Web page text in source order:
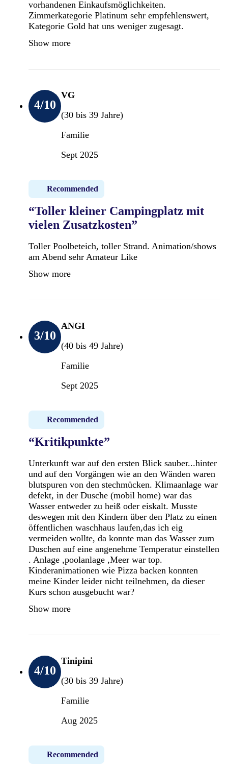
vorhandenen Einkaufsmöglichkeiten.
Zimmerkategorie Platinum sehr empfehlenswert,
Kategorie Gold hat uns weniger zugesagt.
Show more
4/10
VG
(30 bis 39 Jahre)
Familie
Sept 2025
Recommended
“Toller kleiner Campingplatz mit
vielen Zusatzkosten”
Toller Poolbeteich, toller Strand. Animation/shows
am Abend sehr Amateur Like
Show more
3/10
ANGI
(40 bis 49 Jahre)
Familie
Sept 2025
Recommended
“Kritikpunkte”
Unterkunft war auf den ersten Blick sauber...hinter
und auf den Vorgängen wie an den Wänden waren
blutspuren von den stechmücken. Klimaanlage war
defekt, in der Dusche (mobil home) war das
Wasser entweder zu heiß oder eiskalt. Musste
deswegen mit den Kindern über den Platz zu einen
öffentlichen waschhaus laufen,das ich eig
vermeiden wollte, da konnte man das Wasser zum
Duschen auf eine angenehme Temperatur einstellen
. Anlage ,poolanlage ,Meer war top.
Kinderanimationen wie Pizza backen konnten
meine Kinder leider nicht teilnehmen, da dieser
Kurs schon ausgebucht war?
Show more
4/10
Tinipini
(30 bis 39 Jahre)
Familie
Aug 2025
Recommended